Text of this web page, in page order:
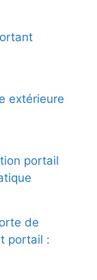
extérieure
portail
de
portail :